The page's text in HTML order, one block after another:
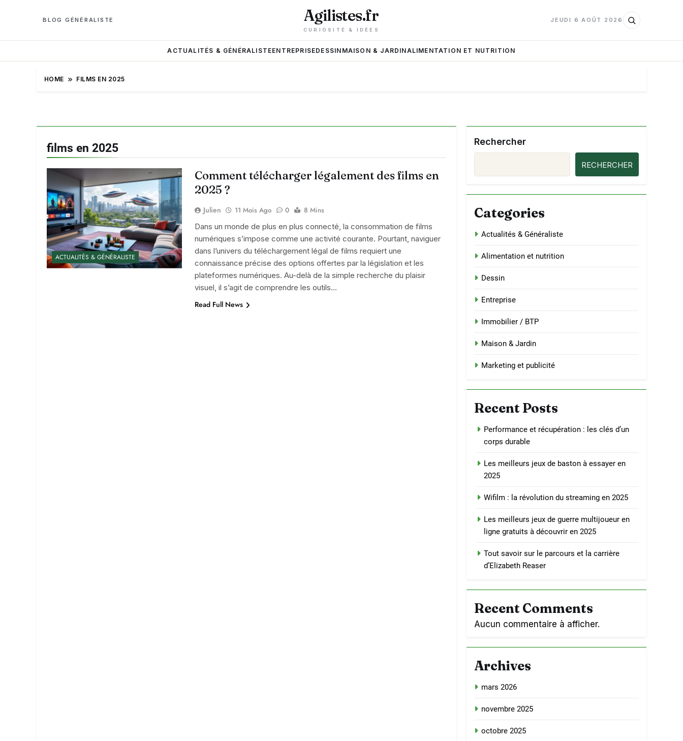
BLOG GÉNÉRALISTE Agilistes.fr
CURIOSITÉ & IDÉES
JEUDI 6 AOÛT 2026
ACTUALITÉS & GÉNÉRALISTEENTREPRISEDESSIN MAISON & JARDINALIMENTATION ET NUTRITION
HOME FILMS EN 2025
films en 2025
ACTUALITÉS & GÉNÉRALISTE
Comment télécharger légalement des films en
2025 ?
Julien 11 Mois Ago 0
8 Mins
Dans un monde de plus en plus connecté, la consommation de films
numériques s’impose comme une activité courante. Pourtant, naviguer
dans l’univers du téléchargement légal de films requiert une
connaissance précise des options offertes par la législation et les
plateformes numériques. Au-delà de la simple recherche du plaisir
visuel, il s’agit de comprendre les outils…
Read Full News
Rechercher
RECHERCHER
Categories
Actualités & Généraliste
Alimentation et nutrition
Dessin
Entreprise
Immobilier / BTP
Maison & Jardin
Marketing et publicité
Recent Posts
Performance et récupération : les clés d’un
corps durable
Les meilleurs jeux de baston à essayer en
2025
Wifilm : la révolution du streaming en 2025
Les meilleurs jeux de guerre multijoueur en
ligne gratuits à découvrir en 2025
Tout savoir sur le parcours et la carrière
d’Elizabeth Reaser
Recent Comments
Aucun commentaire à afficher.
Archives
mars 2026
novembre 2025
octobre 2025